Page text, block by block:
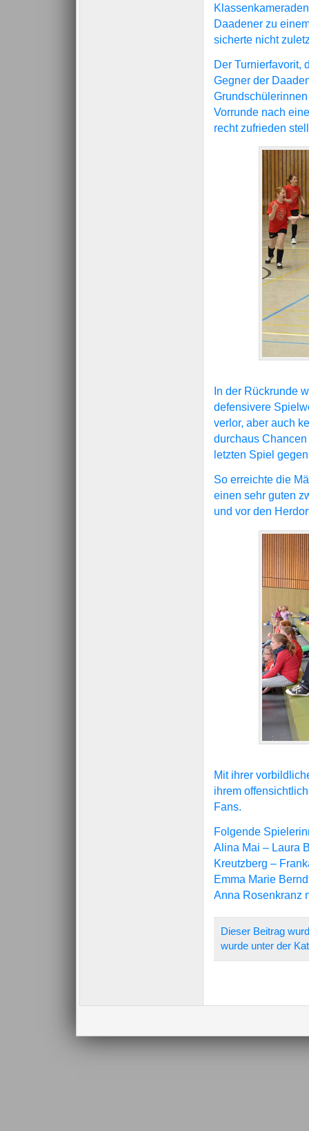
Daadener zu
sicherte nicht
Der Turnierfavorit,
Gegner der
Vorrunde nach
recht zufrieden
In der Rückrunde
defensivere
verlor, aber auch
durchaus
letzten Spiel
So erreichte die
einen sehr guten
und vor den
Mit ihrer
ihrem
Fans.
Folgende
Alina Mai – Laura
Kreutzberg –
Emma Marie
Anna Rosenkranz
Dieser Beitrag
wurde unter der